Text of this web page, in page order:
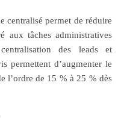
centralisé permet de réduire
aux tâches administratives
des leads et
permettent d’augmenter le
l’ordre de 15 % à 25 % dès